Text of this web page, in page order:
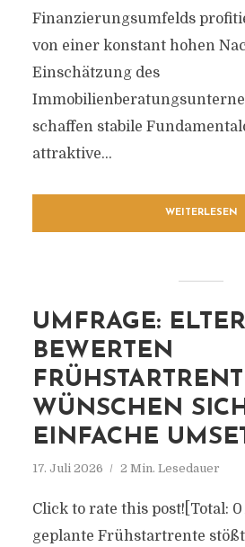
Finanzierungsumfelds
von einer konstant hohen
Einschätzung des
schaffen stabile
attraktive...
WEITERLESEN
UMFRAGE:
BEWERTEN
WÜNSCHEN
EINFACHE
17. Juli 2026 2 Min. Lesedauer
Click to rate this post![Total: 0
geplante Frühstartrente